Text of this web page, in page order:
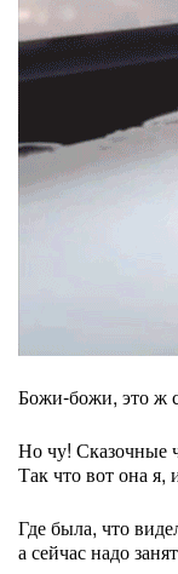
Божи-божи, это ж
Но чу! Сказочные
Так что вот она я,
Где была, что
а сейчас надо